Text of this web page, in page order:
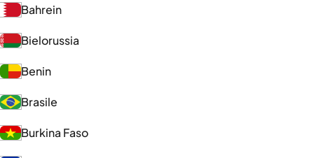
Bahrein
Bielorussia
Benin
Brasile
Burkina Faso